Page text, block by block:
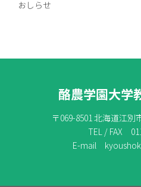
おしらせ
酪農学園大学
〒069-8501 北海道江別
TEL / FAX
E-mail